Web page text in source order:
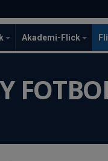
Akademi-Flick